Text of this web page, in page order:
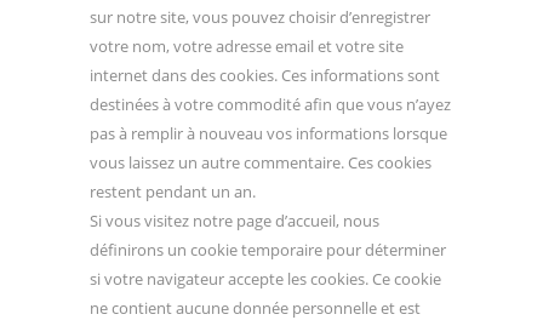
sur notre site, vous pouvez choisir d’enregistrer
votre nom, votre adresse email et votre site
internet dans des cookies. Ces informations sont
destinées à votre commodité afin que vous n’ayez
pas à remplir à nouveau vos informations lorsque
vous laissez un autre commentaire. Ces cookies
restent pendant un an.
Si vous visitez notre page d’accueil, nous
définirons un cookie temporaire pour déterminer
si votre navigateur accepte les cookies. Ce cookie
ne contient aucune donnée personnelle et est